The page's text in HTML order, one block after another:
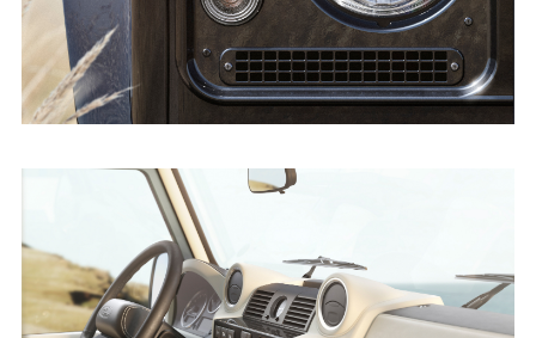
CLASSIC DEFENDER V8 BY WORKS
BESPOKE - IMMAGINI
X